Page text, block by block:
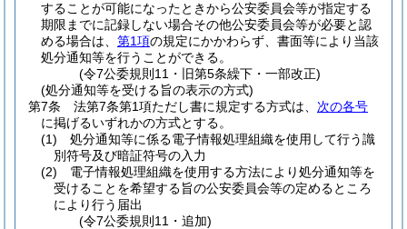
することが可能になったときから公安委員会等が指定する
期限までに記録しない場合その他公安委員会等が必要と認
める場合は、 第1項の規定にかかわらず、書面等により当該
処分通知等を行うことができる。
(令7公委規則11・旧第5条繰下・一部改正)
(処分通知等を受ける旨の表示の方式)
第7条
法第7条第1項ただし書に規定する方式は、 次の各号
に掲げるいずれかの方式とする。
(1)
処分通知等に係る電子情報処理組織を使用して行う識
別符号及び暗証符号の入力
(2)
電子情報処理組織を使用する方法により処分通知等を
受けることを希望する旨の公安委員会等の定めるところ
により行う届出
(令7公委規則11・追加)